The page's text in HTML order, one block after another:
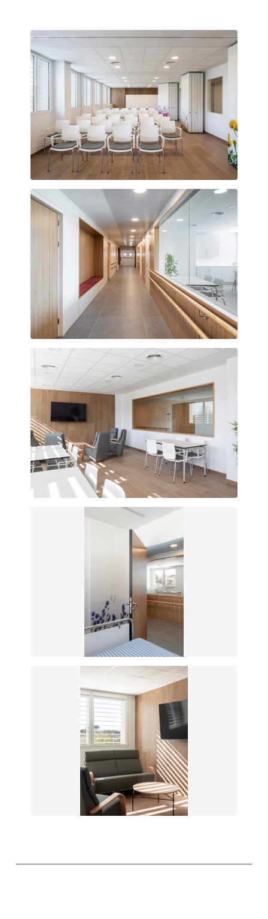
Fomentar el bienestar de los usuarios con la utilización de
imágenes de la natura
Aposentos para los usuarios en las zonas de circulaciones
Integración de los espacios comunes con zonas de
circulaciones interiores
Relación del aposento privado de los pacientes con el
ámbito público